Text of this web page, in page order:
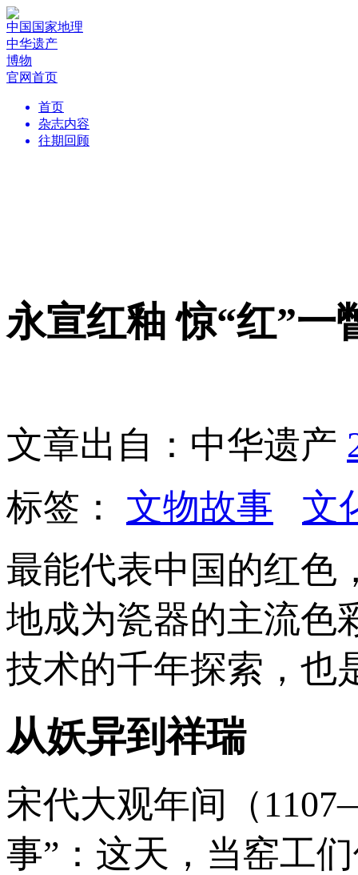
中国国家地理
中华遗产
博物
官网首页
首页
杂志内容
往期回顾
永宣红釉 惊“红”一
文章出自：中华遗产
标签： 文物故事
文
最能代表中国的红色
地成为瓷器的主流色
技术的千年探索，也
从妖异到祥瑞
宋代大观年间（
事”：这天，当窑工